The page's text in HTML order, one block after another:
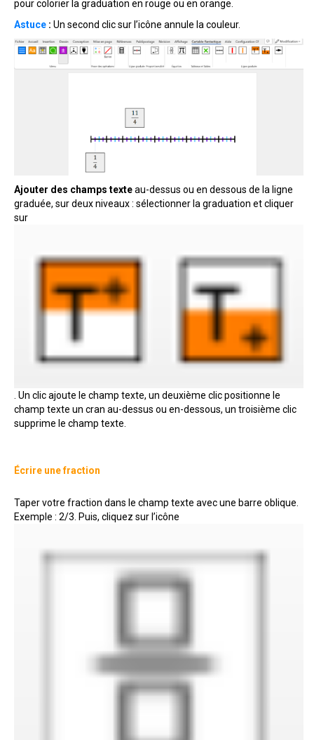
pour colorier la graduation en rouge ou en orange.
Astuce : Un second clic sur l’icône annule la couleur.
Ajouter des champs texteau-dessus ou en dessous de la ligne
graduée, sur deux niveaux : sélectionner la graduation et cliquer
sur
. Un clic ajoute le champ texte, un deuxième clic positionne le
champ texte un cran au-dessus ou en-dessous, un troisième clic
supprime le champ texte.
Écrire une fraction
Taper votre fraction dans le champ texte avec une barre oblique.
Exemple : 2/3. Puis, cliquez sur l’icône